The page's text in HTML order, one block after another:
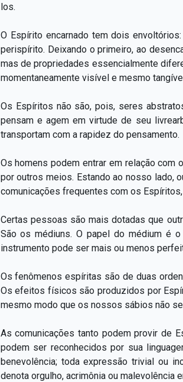
los.
O Espírito encarnado tem dois
perispírito. Deixando o primeiro, ao
mas de propriedades essencialmente
momentaneamente visível e mesmo
Os Espíritos não são, pois, seres
pensam e agem em virtude de seu
transportam com a rapidez do pensamento.
Os homens podem entrar em relação
por outros meios. Estando ao nosso lado,
comunicações frequentes com os
Certas pessoas são mais dotadas que
São os médiuns. O papel do médium é
instrumento pode ser mais ou menos
Os fenômenos espíritas são de duas
Os efeitos físicos são produzidos por
mesmo modo que os nossos sábios não
As comunicações tanto podem provir de
podem ser reconhecidos por sua
benevolência; toda expressão trivial ou
denota orgulho, acrimônia ou malevolência